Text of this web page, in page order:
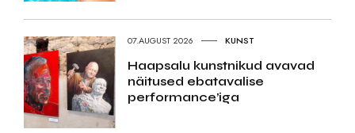
07.AUGUST 2026 KUNST
Haapsalu kunstnikud avavad
näitused ebatavalise
performance’iga